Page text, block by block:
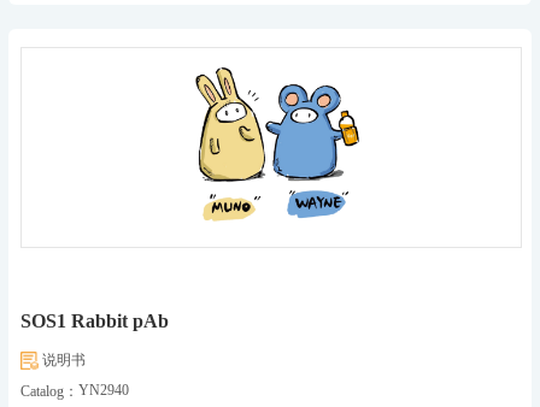
SOS1 Rabbit pAb
说明书
Catalog： YN2940